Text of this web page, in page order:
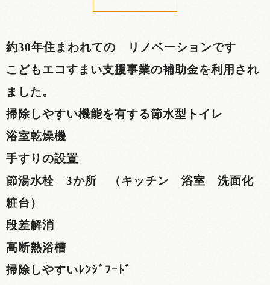
約30年住まわれての リノベーションです
こどもエコすまい支援事業の補助金を利用され
ました。
掃除しやすい機能を有する節水型トイレ
浴室乾燥機
手すりの設置
節湯水栓 3か所 （キッチン 浴室 洗面化
粧台）
段差解消
高断熱浴槽
掃除しやすいﾚﾝｼﾞﾌｰﾄﾞ